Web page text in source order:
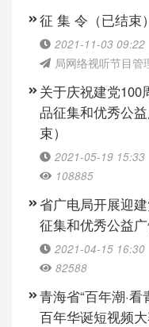
征 集 令（已结束）
2021-11-03 09:22
局网络视听节目管
关于庆祝建党100
品征集和优秀公
束）
2021-05-19 15:33
108885
省广电局开展迎
征集和优秀公益
2021-04-15 16:30
82588
青海省“百年潮·
百年华诞短视频大